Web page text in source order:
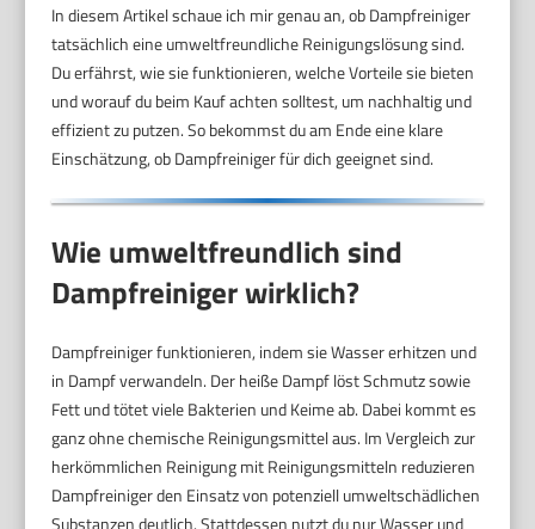
In diesem Artikel schaue ich mir genau an, ob Dampfreiniger
tatsächlich eine umweltfreundliche Reinigungslösung sind.
Du erfährst, wie sie funktionieren, welche Vorteile sie bieten
und worauf du beim Kauf achten solltest, um nachhaltig und
effizient zu putzen. So bekommst du am Ende eine klare
Einschätzung, ob Dampfreiniger für dich geeignet sind.
Wie umweltfreundlich sind
Dampfreiniger wirklich?
Dampfreiniger funktionieren, indem sie Wasser erhitzen und
in Dampf verwandeln. Der heiße Dampf löst Schmutz sowie
Fett und tötet viele Bakterien und Keime ab. Dabei kommt es
ganz ohne chemische Reinigungsmittel aus. Im Vergleich zur
herkömmlichen Reinigung mit Reinigungsmitteln reduzieren
Dampfreiniger den Einsatz von potenziell umweltschädlichen
Substanzen deutlich. Stattdessen nutzt du nur Wasser und